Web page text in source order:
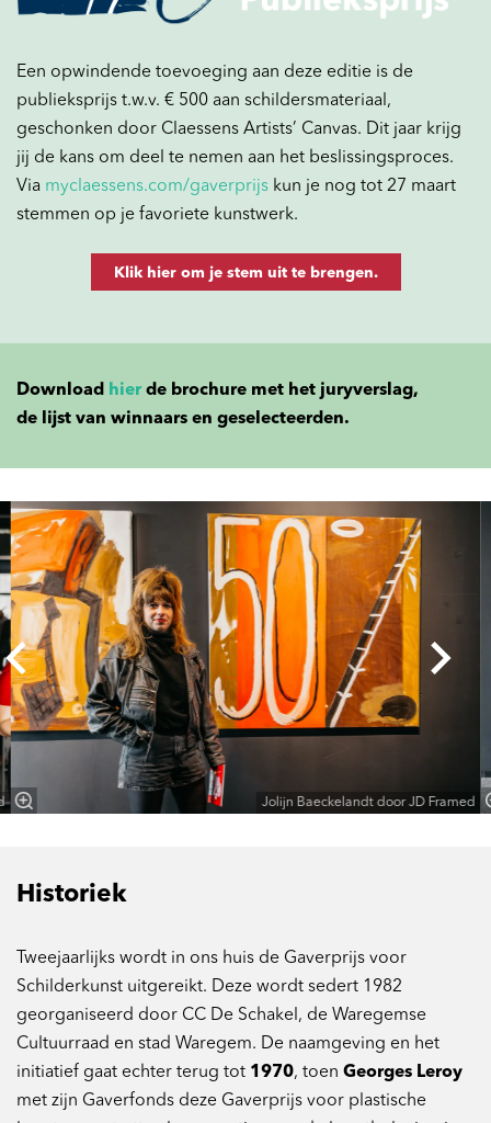
Een opwindende toevoeging aan deze editie is de
publieksprijs t.w.v. € 500 aan schildersmateriaal,
geschonken door Claessens Artists’ Canvas. Dit jaar krijg
jij de kans om deel te nemen aan het beslissingsproces.
Via myclaessens.com/gaverprijs kun je nog tot 27 maart
stemmen op je favoriete kunstwerk.
Klik hier om je stem uit te brengen.
Download hierde brochure met het juryverslag,
de lijst van winnaars en geselecteerden.
Overslaan
Jolijn Baeckelandt door JD Framed
Historiek
Tweejaarlijks wordt in ons huis de Gaverprijs voor
Schilderkunst uitgereikt. Deze wordt sedert 1982
georganiseerd door CC De Schakel, de Waregemse
Cultuurraad en stad Waregem. De naamgeving en het
initiatief gaat echter terug tot 1970, toen Georges Leroy
met zijn Gaverfonds deze Gaverprijs voor plastische